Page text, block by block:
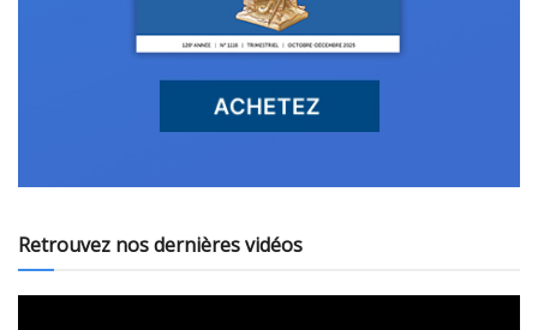
Retrouvez nos dernières vidéos